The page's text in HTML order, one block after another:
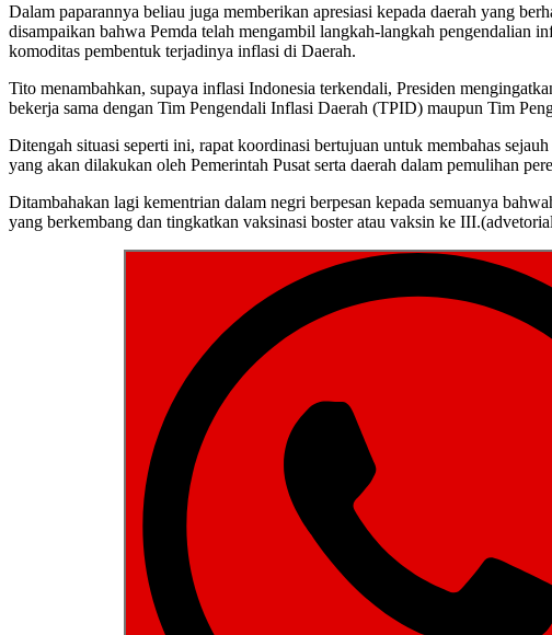
Dalam paparannya beliau juga memberikan apresiasi kepada daerah yang
disampaikan bahwa Pemda telah mengambil langkah-langkah pengendalian
komoditas pembentuk terjadinya inflasi di Daerah.
Tito menambahkan, supaya inflasi Indonesia terkendali, Presiden
bekerja sama dengan Tim Pengendali Inflasi Daerah (TPID) maupun Tim
Ditengah situasi seperti ini, rapat koordinasi bertujuan untuk membahas
yang akan dilakukan oleh Pemerintah Pusat serta daerah dalam pemulihan
Ditambahakan lagi kementrian dalam negri berpesan kepada semuanya
yang berkembang dan tingkatkan vaksinasi boster atau vaksin ke